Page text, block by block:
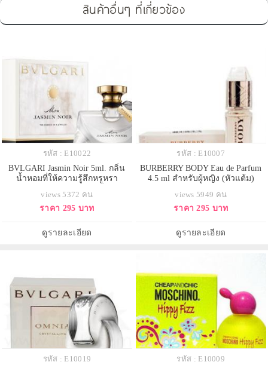
สินค้าอื่นๆ ที่เกี่ยวข้อง
รหัส : E10022
BVLGARI Jasmin Noir 5ml. กลิ่น
น้ำหอมที่ให้ความรู้สึกหรูหรา
เซ็กซี่มากๆคะ
views 5372 คน
ราคา 295 บาท
ดูรายละเอียด
รหัส : E10007
BURBERRY BODY Eau de Parfum
4.5 ml สำหรับผู้หญิง (หัวแต้ม)
views 5949 คน
ราคา 295 บาท
ดูรายละเอียด
รหัส : E10019
รหัส : E10009